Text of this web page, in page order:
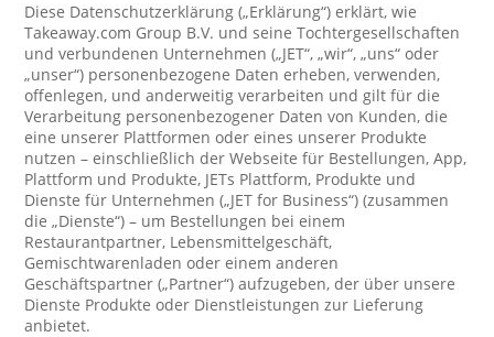
Diese Datenschutzerklärung („Erklärung“) erklärt, wie
Takeaway.com Group B.V. und seine Tochtergesellschaften
und verbundenen Unternehmen („JET“, „wir“, „uns“ oder
„unser“) personenbezogene Daten erheben, verwenden,
offenlegen, und anderweitig verarbeiten und gilt für die
Verarbeitung personenbezogener Daten von Kunden, die
eine unserer Plattformen oder eines unserer Produkte
nutzen – einschließlich der Webseite für Bestellungen, App,
Plattform und Produkte, JETs Plattform, Produkte und
Dienste für Unternehmen („JET for Business“) (zusammen
die „Dienste“) – um Bestellungen bei einem
Restaurantpartner, Lebensmittelgeschäft,
Gemischtwarenladen oder einem anderen
Geschäftspartner („Partner“) aufzugeben, der über unsere
Dienste Produkte oder Dienstleistungen zur Lieferung
anbietet.